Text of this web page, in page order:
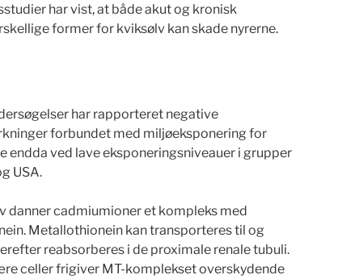
har vist, at både akut og kronisk
former for kviksølv kan skade nyrerne.
har rapporteret negative
forbundet med miljøeksponering for
endda ved lave eksponeringsniveauer i grupper
USA.
danner cadmiumioner et kompleks med
Metallothionein kan transporteres til og
reabsorberes i de proximale renale tubuli.
celler frigiver MT-komplekset overskydende